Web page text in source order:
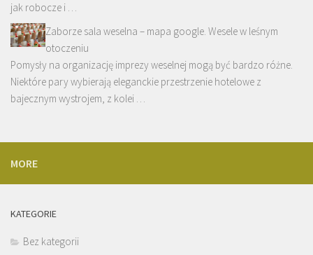
jak robocze i …
Zaborze sala weselna – mapa google. Wesele w leśnym
otoczeniu
Pomysły na organizację imprezy weselnej mogą być bardzo różne.
Niektóre pary wybierają eleganckie przestrzenie hotelowe z
bajecznym wystrojem, z kolei …
MORE
KATEGORIE
Bez kategorii